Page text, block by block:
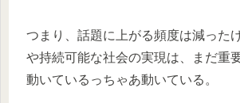
つまり、話題に上がる頻度は減った
や持続可能な社会の実現は、まだ重
動いているっちゃあ動いている。